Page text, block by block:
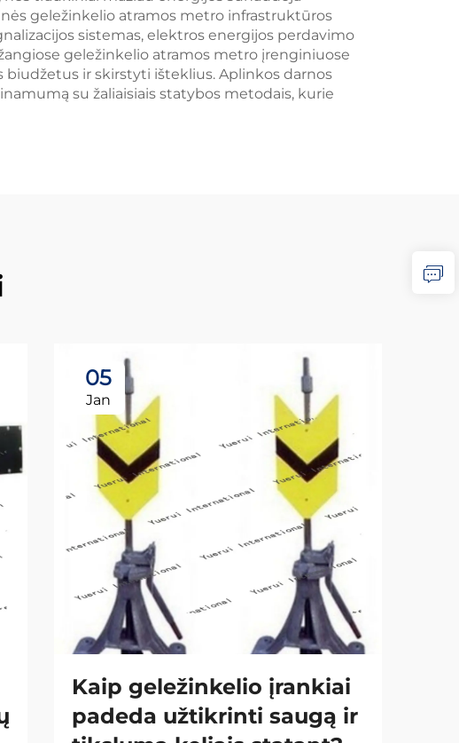
geležinkelio atramos metro infrastruktūros
sistemas, elektros energijos perdavimo
geležinkelio atramos metro įrenginiuose
ir skirstyti išteklius. Aplinkos darnos
su žaliaisiais statybos metodais, kurie
05
Jan
Kaip geležinkelio įrankiai
padeda užtikrinti saugą ir